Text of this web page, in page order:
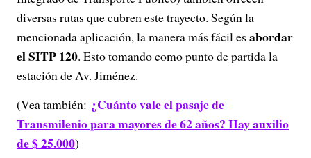
diversas rutas que cubren este trayecto. Según la
mencionada aplicación, la manera más fácil es abordar
el SITP 120. Esto tomando como punto de partida la
estación de Av. Jiménez.
(Vea también: ¿Cuánto vale el pasaje de
Transmilenio para mayores de 62 años? Hay auxilio
de $ 25.000)